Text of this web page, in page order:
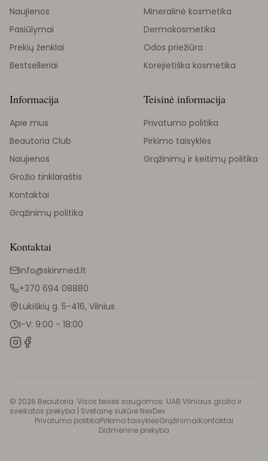
Naujienos
Pasiūlymai
Prekių ženklai
Bestselleriai
Mineralinė kosmetika
Dermokosmetika
Odos priežiūra
Korejietiška kosmetika
Informacija
Apie mus
Beautoria Club
Naujienos
Grožio tinklaraštis
Kontaktai
Grąžinimų politika
Teisinė informacija
Privatumo politika
Pirkimo taisyklės
Grąžinimų ir keitimų politika
Kontaktai
info@skinmed.lt
+370 694 08880
Lukiškių g. 5-416, Vilnius
I-V: 9:00 - 18:00
© 2026 Beautoria. Visos teisės saugomos. UAB Vilniaus grožio ir
sveikatos prekyba | Svetainę sukūrė NexDev
Privatumo politikaPirkimo taisyklėsGrąžinimaiKontaktai
Didmeninė prekyba